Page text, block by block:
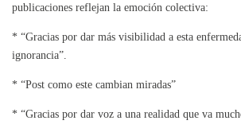
publicaciones reflejan la emoción colectiva:
* “Gracias por dar más visibilidad a esta
ignorancia”.
* “Post como este cambian miradas”
* “Gracias por dar voz a una realidad que va